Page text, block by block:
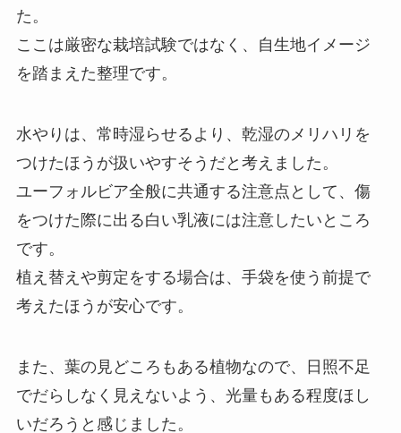
た。
ここは厳密な栽培試験ではなく、自生地イメージ
を踏まえた整理です。
水やりは、常時湿らせるより、乾湿のメリハリを
つけたほうが扱いやすそうだと考えました。
ユーフォルビア全般に共通する注意点として、傷
をつけた際に出る白い乳液には注意したいところ
です。
植え替えや剪定をする場合は、手袋を使う前提で
考えたほうが安心です。
また、葉の見どころもある植物なので、日照不足
でだらしなく見えないよう、光量もある程度ほし
いだろうと感じました。